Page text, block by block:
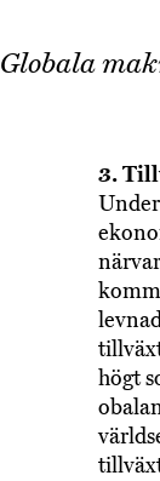
Globala
3.
högt